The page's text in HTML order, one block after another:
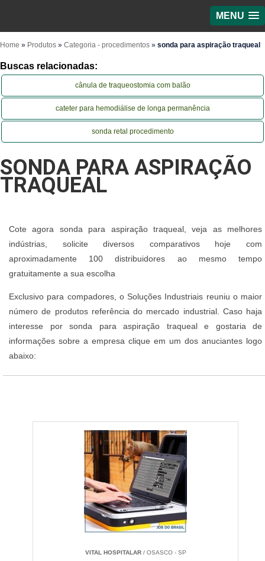
MENU
Home » Produtos » Categoria - procedimentos » sonda para aspiração traqueal
Buscas relacionadas:
cânula de traqueostomia com balão
cateter para hemodiálise de longa permanência
sonda retal procedimento
SONDA PARA ASPIRAÇÃO
TRAQUEAL
Cote agora sonda para aspiração traqueal, veja as melhores
indústrias, solicite diversos comparativos hoje com
aproximadamente 100 distribuidores ao mesmo tempo
gratuitamente a sua escolha
Exclusivo para compadores, o Soluções Industriais reuniu o maior
número de produtos referência do mercado industrial. Caso haja
interesse por sonda para aspiração traqueal e gostaria de
informações sobre a empresa clique em um dos anuciantes logo
abaixo:
VITAL HOSPITALAR/ OSASCO - SP